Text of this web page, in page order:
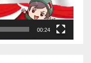
00:24